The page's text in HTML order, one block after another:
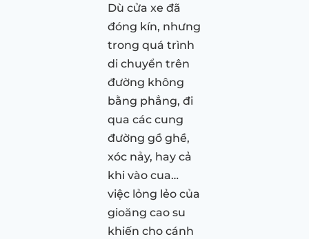
Dù cửa xe đã
đóng kín, nhưng
trong quá trình
di chuyển trên
đường không
bằng phẳng, đi
qua các cung
đường gồ ghề,
xóc nảy, hay cả
khi vào cua…
việc lỏng lẻo của
gioăng cao su
khiến cho cánh